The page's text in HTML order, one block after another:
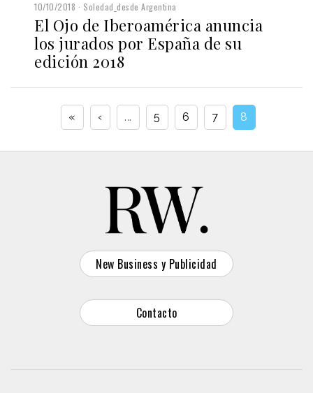
10/10/2018 Soledad_desde Argentina
El Ojo de Iberoamérica anuncia
los jurados por España de su
edición 2018
« ‹ ... 5 6 7 8
New Business y Publicidad
Contacto